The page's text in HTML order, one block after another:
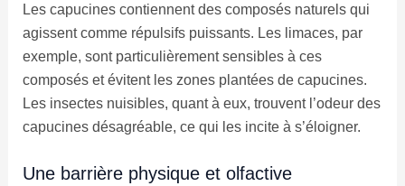
Les capucines contiennent des composés naturels qui
agissent comme répulsifs puissants. Les limaces, par
exemple, sont particulièrement sensibles à ces
composés et évitent les zones plantées de capucines.
Les insectes nuisibles, quant à eux, trouvent l’odeur des
capucines désagréable, ce qui les incite à s’éloigner.
Une barrière physique et olfactive